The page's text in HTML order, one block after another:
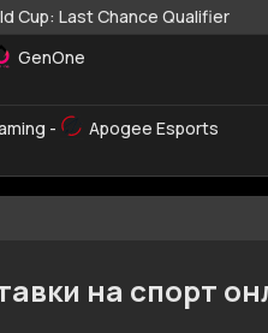
Cup: Last Chance Qualifier
GenOne
- Apogee Esports
на спорт